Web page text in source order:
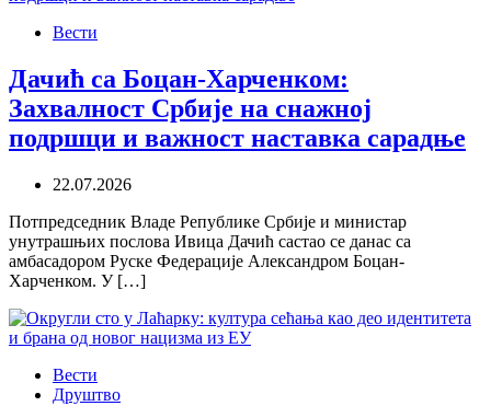
Вести
Дачић са Боцан-Харченком:
Захвалност Србије на снажној
подршци и важност наставка сарадње
22.07.2026
Потпредседник Владе Републике Србије и министар
унутрашњих послова Ивица Дачић састао се данас са
амбасадором Руске Федерације Александром Боцан-
Харченком. У […]
Вести
Друштво